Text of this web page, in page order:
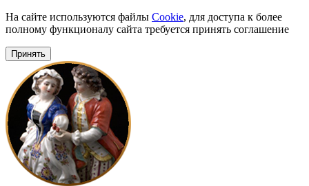
На сайте используются файлы Cookie, для доступа к более
полному функционалу сайта требуется принять соглашение
Принять